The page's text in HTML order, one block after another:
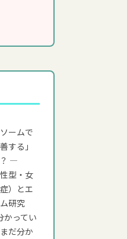
ームで
する」
―
型・女
）とエ
研究
かってい
だ分か